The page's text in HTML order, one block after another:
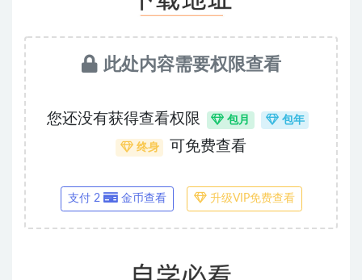
此处内容需要权限查看
您还没有获得查看权限 包月 包年
终身 可免费查看
支付 2 金币查看 升级VIP免费查看